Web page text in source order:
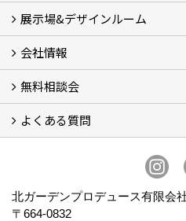
オリジナル帆布のサイクルポー
NEW スマートサイクルポート
おしゃれな物置 (8)
門扉 (6)
ウッドフェンス (16)
アイアンの商品 (6)
ガーデニング雑貨 (3)
ガーデン書&ガーデンアート
こだわりのオリジナル商品 一覧
おすすめの植物 (29)
箱庭ガーデン
ポット苗
展示場&デザインルーム
展示場&デザインルーム
会社情報
会社概要
スタッフ紹介 (11)
ブログ
コラム
アクセス
求人募集
無料相談会
無料相談会
よくある質問
アフターサービス・アフター
北ガーデンプロデュース有限会
〒664-0832